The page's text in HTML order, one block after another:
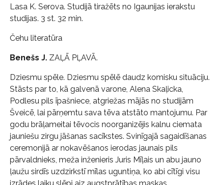
Lasa K. Serova. Studijā tiražēts no Igaunijas ierakstu
studijas. 3 st. 32 min.
Čehu literatūra
Benešs J. ZAĻĀ PĻAVĀ.
Dziesmu spēle. Dziesmu spēlē daudz komisku situāciju.
Stāsts par to, kā galvenā varone, Alena Skaļicka,
Podlesu pils īpašniece, atgriežas mājās no studijām
Šveicē, lai pārņemtu sava tēva atstāto mantojumu. Par
godu brāļameitai tēvocis noorganizējis kalnu ciemata
jauniešu zirgu jāšanas sacīkstes. Svinīgajā sagaidīšanas
ceremonijā ar nokavēšanos ierodas jaunais pils
pārvaldnieks, meža inženieris Juris Mīļais un abu jauno
ļaužu sirdīs uzdzirkstī mīlas uguntiņa, ko abi cītīgi visu